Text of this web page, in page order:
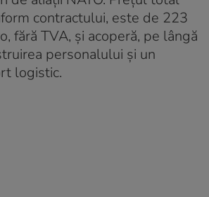
contractului, este de 223
fără TVA, și acoperă, pe lângă
personalului și un
logistic.